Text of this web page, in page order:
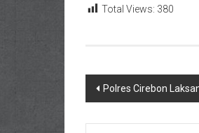
Total Views: 380
Navigasi
Polres Cirebon